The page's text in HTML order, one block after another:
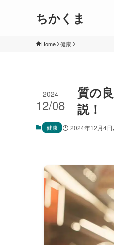
ちかくま
Home 健康
質の
説！
2024
12/08
健康 2024年12月4日